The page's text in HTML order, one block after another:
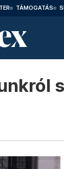
TÁMOGATÁS